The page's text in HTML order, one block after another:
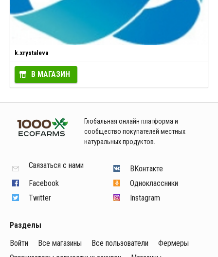
k.xrystaleva
В МАГАЗИН
Глобальная онлайн платформа и
сообщество покупателей местных
натуральных продуктов.
Связаться с нами
Facebook
Twitter
ВКонтакте
Одноклассники
Instagram
Разделы
Войти
Все магазины Все пользователи
Фермеры